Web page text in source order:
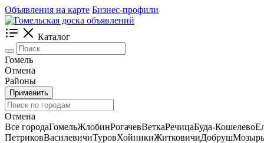
Объявления на карте Бизнес-профили
Каталог
Гомель
Отмена
Районы
Применить
Отмена
Все городаГомельЖлобинРогачевВеткаРечицаБуда-Кошелево
ПетриковВасилевичиТуровХойникиЖитковичиДобрушМозырь